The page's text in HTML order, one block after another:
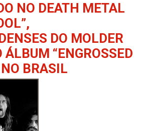
NO DEATH METAL
DO MOLDER
“ENGROSSED
BRASIL